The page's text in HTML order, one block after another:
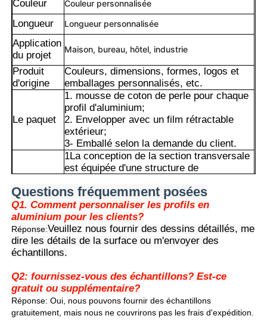
Maison
Produits
Visite de l'usine
Couleur Couleur personnalisée
Longueur Longueur personnalisée
Application
du projet
Maison, bureau, hôtel, industrie
Produit
d'origine
Couleurs, dimensions, formes, logos et
emballages personnalisés, etc.
Le paquet
1. mousse de coton de perle pour chaque
profil d'aluminium;
2. Envelopper avec un film rétractable
extérieur;
3- Emballé selon la demande du client.
Les
1La conception de la section transversale
est équipée d'une structure de
peut supporter le poids des panneaux de
mur de rideau et transférer la charge.
2.La structure intégrée d'épissage et de
fixation facilite l'installation et le réglage
rapides des panneaux de mur de rideau.
au vent et d'étanchéité des murs rideaux,
et a une fonctionnalité plus forte que les
profils décoratifs ordinaires.
4.Le matériau en alliage d'aluminium réduit
Questions fréquemment posées
Q1. Comment personnaliser les profils en
aluminium pour les clients?
Réponse:Veuillez nous fournir des dessins détaillés, me
dire les détails de la surface ou m'envoyer des
échantillons.
Q2: fournissez-vous des échantillons? Est-ce
gratuit ou supplémentaire?
Réponse: Oui, nous pouvons fournir des échantillons
gratuitement, mais nous ne couvrirons pas les frais d'expédition.